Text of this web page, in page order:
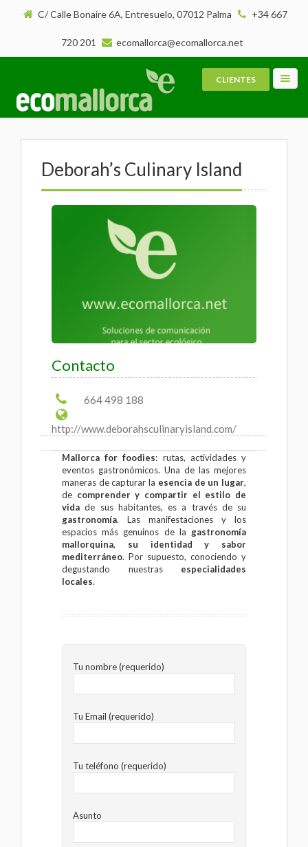
C/ Calle Bonaire 6A, Entresuelo, 07012 Palma +34 667
720 201 ecomallorca@ecomallorca.net
CLIENTES
Deborah’s Culinary Island
Contacto
664 498 188
http://www.deborahsculinaryisland.com/
Mallorca for foodies: rutas, actividades y
eventos gastronómicos. Una de las mejores
maneras de capturar la esencia de un lugar,
de comprender y compartir el estilo de
vida de sus habitantes, es a través de su
gastronomía. Las manifestaciones y los
espacios más genuinos de la gastronomía
mallorquina, su identidad y sabor
mediterráneo. Por supuesto, conociendo y
degustando nuestras especialidades
locales.
Tu nombre (requerido)
Tu Email (requerido)
Tu teléfono (requerido)
Asunto